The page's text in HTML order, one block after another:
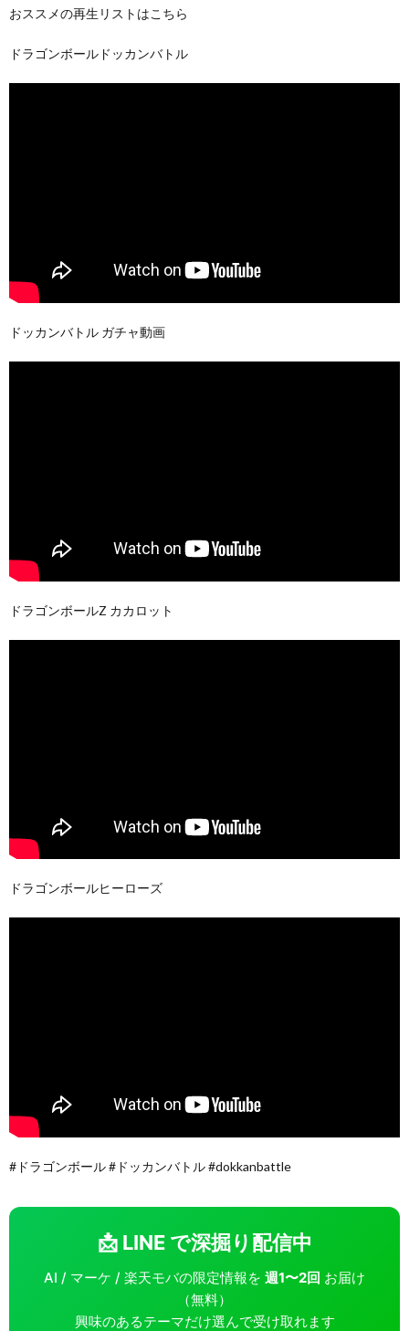
おススメの再生リストはこちら
ドラゴンボールドッカンバトル
ドッカンバトル ガチャ動画
ドラゴンボールZ カカロット
ドラゴンボールヒーローズ
#ドラゴンボール #ドッカンバトル #dokkanbattle
📩 LINE で深掘り配信中
AI / マーケ / 楽天モバの限定情報を 週1〜2回 お届け
（無料）
興味のあるテーマだけ選んで受け取れます